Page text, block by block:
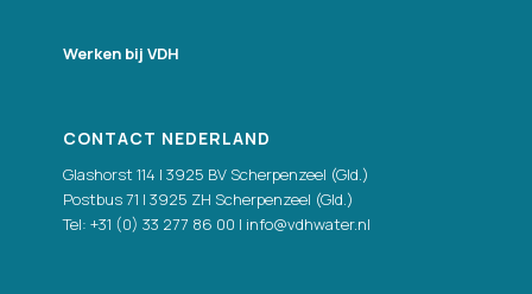
Werken bij VDH
CONTACT NEDERLAND
Glashorst 114 | 3925 BV Scherpenzeel (Gld.)
Postbus 71 | 3925 ZH Scherpenzeel (Gld.)
Tel: +31 (0) 33 277 86 00 | info@vdhwater.nl